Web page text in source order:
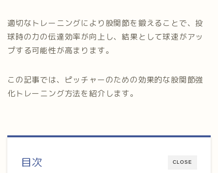
適切なトレーニングにより股関節を鍛えることで、投
球時の力の伝達効率が向上し、結果として球速がアッ
プする可能性が高まります。
この記事では、ピッチャーのための効果的な股関節強
化トレーニング方法を紹介します。
CLOSE
目次